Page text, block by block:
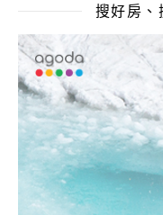
搜好房、